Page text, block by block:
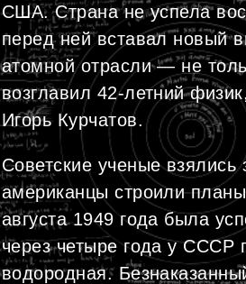
США. Страна не успела
перед ней вставал новый
атомной отрасли — не
возглавил 42-летний
Игорь Курчатов.
Советские ученые
американцы строили
августа 1949 года была
через четыре года у
водородная.